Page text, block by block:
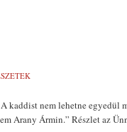
kaddist nem lehetne egyedül
Arany Ármin.” Részlet az